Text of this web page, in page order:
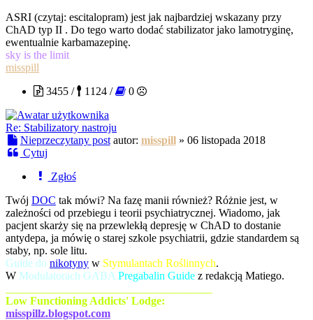
ASRI (czytaj: escitalopram) jest jak najbardziej wskazany przy
ChAD typ II . Do tego warto dodać stabilizator jako lamotryginę,
ewentualnie karbamazepinę.
sky is the limit
misspill
3455 /
1124 / 0
Re: Stabilizatory nastroju
Nieprzeczytany post autor: misspill» 06 listopada 2018
Cytuj
Zgłoś
Twój DOC tak mówi? Na fazę manii również? Różnie jest, w
zależności od przebiegu i teorii psychiatrycznej. Wiadomo, jak
pacjent skarży się na przewlekłą depresję w ChAD to dostanie
antydepa, ja mówię o starej szkole psychiatrii, gdzie standardem są
staby, np. sole litu.
Guide do nikotyny w Stymulantach Roślinnych.
W Modulatorach GABA Pregabalin Guide z redakcją Matiego.
Low Functioning Addicts' Lodge:
misspillz.blogspot.com